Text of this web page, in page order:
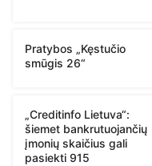
Pratybos „Kęstučio
smūgis 26“
„Creditinfo Lietuva“:
šiemet bankrutuojančių
įmonių skaičius gali
pasiekti 915